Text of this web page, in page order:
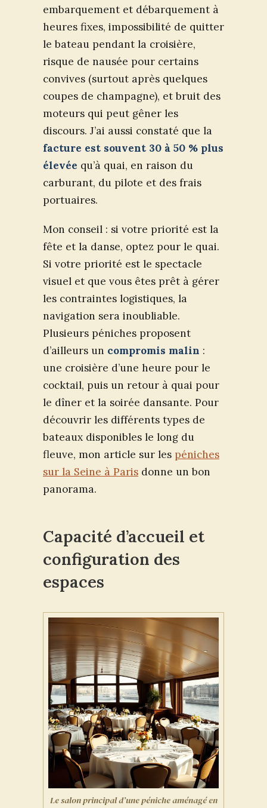
embarquement et débarquement à
heures fixes, impossibilité de quitter
le bateau pendant la croisière,
risque de nausée pour certains
convives (surtout après quelques
coupes de champagne), et bruit des
moteurs qui peut gêner les
discours. J’ai aussi constaté que la
facture est souvent 30 à 50 % plus
élevée qu’à quai, en raison du
carburant, du pilote et des frais
portuaires.
Mon conseil : si votre priorité est la
fête et la danse, optez pour le quai.
Si votre priorité est le spectacle
visuel et que vous êtes prêt à gérer
les contraintes logistiques, la
navigation sera inoubliable.
Plusieurs péniches proposent
d’ailleurs un compromis malin :
une croisière d’une heure pour le
cocktail, puis un retour à quai pour
le dîner et la soirée dansante. Pour
découvrir les différents types de
bateaux disponibles le long du
fleuve, mon article sur les péniches
sur la Seine à Paris donne un bon
panorama.
Capacité d’accueil et
configuration des
espaces
Le salon principal d’une péniche aménagé en